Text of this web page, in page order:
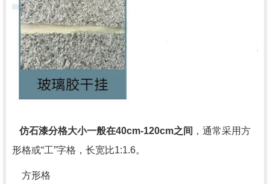
仿石漆分格大小一般在40cm-120cm之间 ，通常采用方
形格或“工”字格，长宽比1:1.6。
方形格